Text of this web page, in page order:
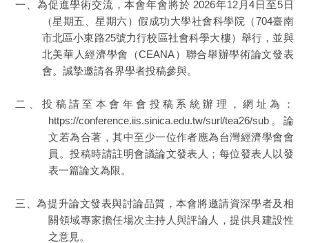
一、為促進學術交流，本會年會將於 2026年12月4日至5日
（星期五、星期六）假成功大學社會科學院（704臺南
市北區小東路25號力行校區社會科學大樓）舉行，並與
北美華人經濟學會（CEANA）聯合舉辦學術論文發表
會。誠摯邀請各界學者投稿參與。
二、投稿請至本會年會投稿系統辦理，網址為：
https://conference.iis.sinica.edu.tw/surl/tea26/sub 。論
文若為合著，其中至少一位作者應為台灣經濟學會會
員。投稿時請註明會議論文發表人；每位發表人以發
表一篇論文為限。
三、為提升論文發表與討論品質，本會將邀請資深學者及相
關領域專家擔任場次主持人與評論人，提供具建設性
之意見。